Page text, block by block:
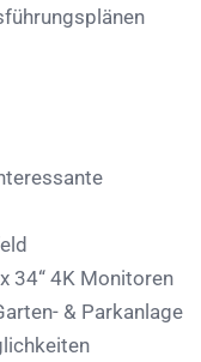
34“ 4K Monitoren
& Parkanlage